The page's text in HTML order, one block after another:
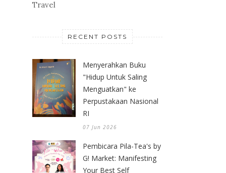
Travel
RECENT POSTS
Menyerahkan Buku
"Hidup Untuk Saling
Menguatkan" ke
Perpustakaan Nasional
RI
07 Jun 2026
Pembicara Pila-Tea's by
G! Market: Manifesting
Your Best Self